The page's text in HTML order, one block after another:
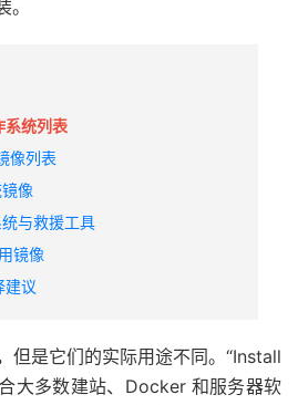
系统列表
像列表
像
与救援工具
镜像
建议
但是它们的实际用途不同。“Install
大多数建站、Docker 和服务器软